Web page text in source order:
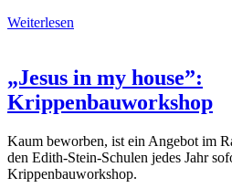
Weiterlesen
„Jesus in my house”:
Krippenbauworkshop
Kaum beworben, ist ein Angebot im
den Edith-Stein-Schulen jedes Jahr
Krippenbauworkshop.